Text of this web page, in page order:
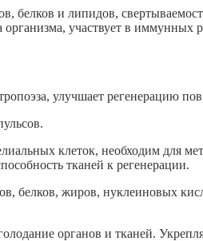
белков и липидов,
участвует в иммунных
улучшает регенерацию
клеток, необходим для
тканей к регенерации.
белков, жиров, нуклеиновых
органов и тканей.